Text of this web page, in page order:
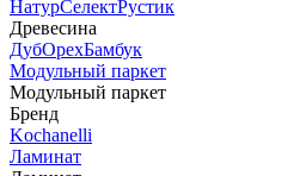
НатурСелектРустик
Древесина
ДубОрехБамбук
Модульный паркет
Модульный паркет
Бренд
Kochanelli
Ламинат